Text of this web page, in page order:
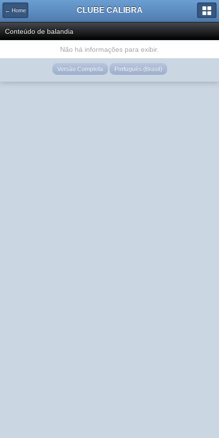
← Home CLUBE CALIBRA
Conteúdo de balandia
Não há informações para exibir.
Versão Completa Português (Brasil)